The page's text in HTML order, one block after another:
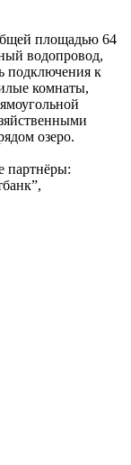
площадью 64
водопровод,
подключения к
комнаты,
озеро.
партнёры: